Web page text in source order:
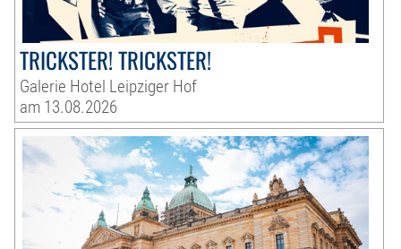
TRICKSTER! TRICKSTER!
Galerie Hotel Leipziger Hof
am 13.08.2026